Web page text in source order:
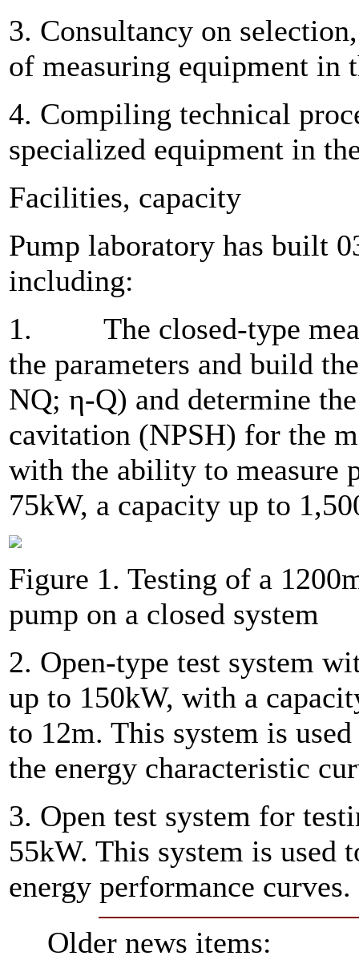
3. Consultancy on
of measuring equipment
4. Compiling technical
specialized equipment in
Facilities, capacity
Pump laboratory has built
including:
1. The closed-type
the parameters and build
NQ; η-Q) and determine
cavitation (NPSH) for the
with the ability to measure
75kW, a capacity up to
Figure 1. Testing of a
pump on a closed system
2. Open-type test system
up to 150kW, with a
to 12m. This system is
the energy characteristic
3. Open test system for
55kW. This system is used
energy performance curves.
Older news items: